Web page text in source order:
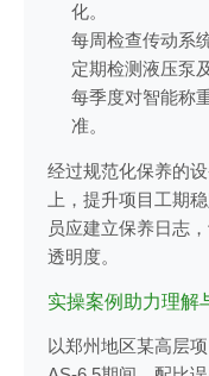
化。
每周检查传动系
定期检测液压泵
每季度对智能称
准。
经过规范化保养的
上，提升项目工期
员应建立保养日志
透明度。
实操案例助力理解
以郑州地区某高层